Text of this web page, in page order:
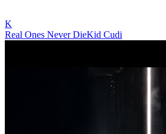
K
Real Ones Never DieKid Cudi